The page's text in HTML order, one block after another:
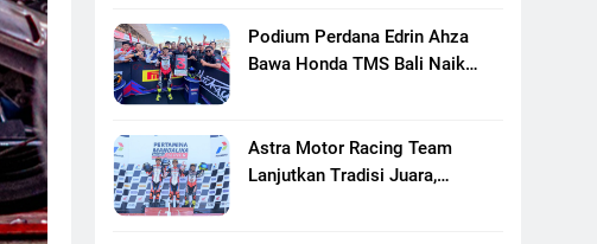
Motor Klasik Honda
Podium Perdana Edrin Ahza
Bawa Honda TMS Bali Naik
Astra Motor Racing Team
Lanjutkan Tradisi Juara,